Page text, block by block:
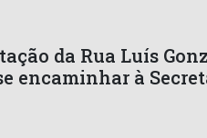
da Rua Luís
encaminhar à